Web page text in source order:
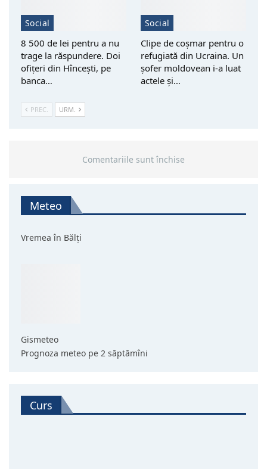
Social
8 500 de lei pentru a nu
trage la răspundere. Doi
ofițeri din Hîncești, pe
banca…
Social
Clipe de coșmar pentru o
refugiată din Ucraina. Un
șofer moldovean i-a luat
actele și…
PREC. URM.
Comentariile sunt închise
Meteo
Vremea în Bălți
Gismeteo
Prognoza meteo pe 2 săptămîni
Curs